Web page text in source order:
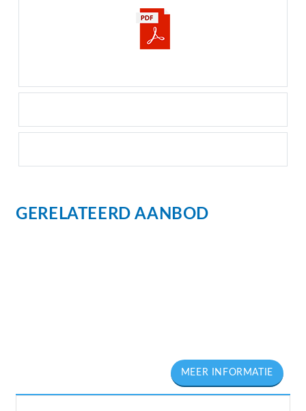
GERELATEERD AANBOD